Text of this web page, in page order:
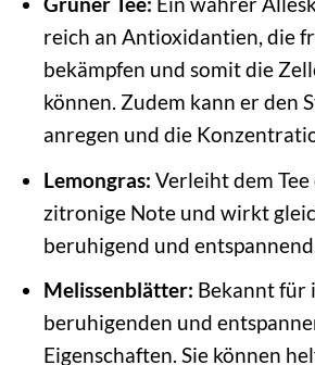
reich an Antioxidantien, die
bekämpfen und somit die
können. Zudem kann er den
anregen und die
Lemongras: Verleiht dem
zitronige Note und wirkt
beruhigend und
Melissenblätter: Bekannt für
beruhigenden und
Eigenschaften. Sie können